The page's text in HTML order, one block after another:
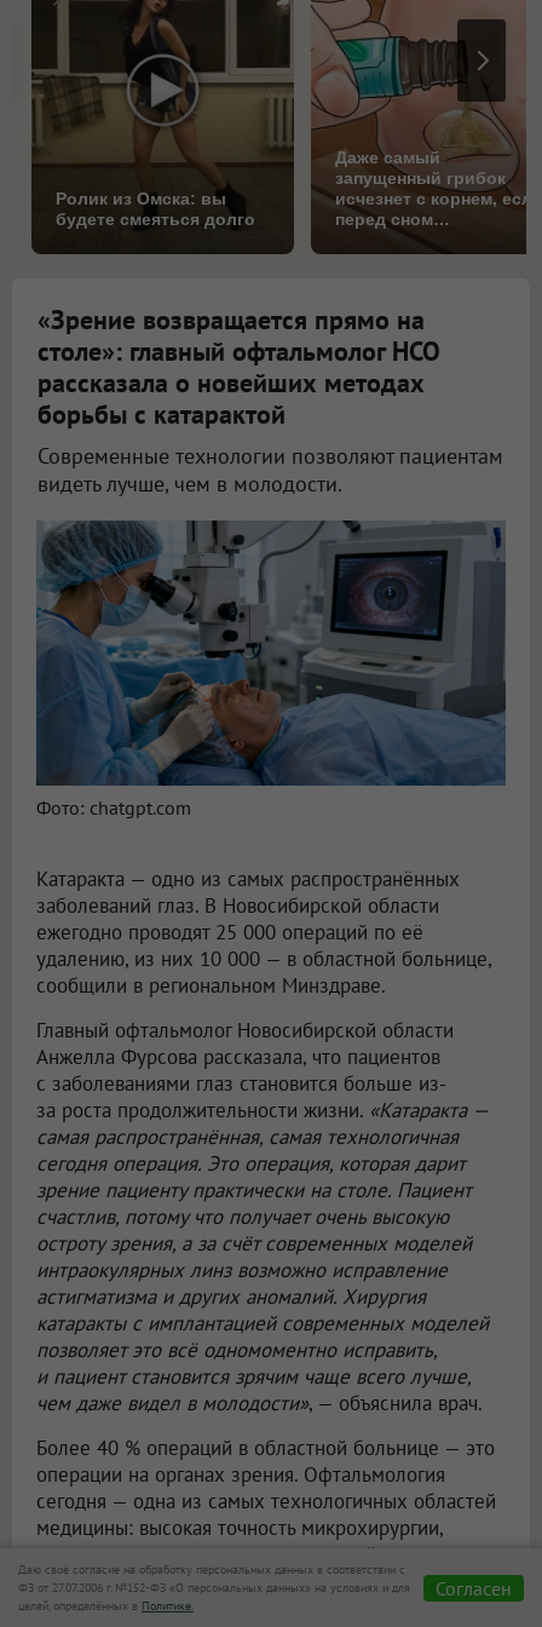
Ролик из Омска: вы
будете смеяться долго
Даже самый
запущенный грибок
исчезнет с корнем,
перед сном…
«Зрение возвращается прямо на
столе»: главный офтальмолог НСО
рассказала о новейших методах
борьбы с катарактой
Современные технологии позволяют пациентам
видеть лучше, чем в молодости.
Фото: chatgpt.com
Катаракта — одно из самых распространённых
заболеваний глаз. В Новосибирской области
ежегодно проводят 25 000 операций по её
удалению, из них 10 000 — в областной больнице,
сообщили в региональном Минздраве.
Главный офтальмолог Новосибирской области
Анжелла Фурсова рассказала, что пациентов
с заболеваниями глаз становится больше из-
за роста продолжительности жизни. «Катаракта —
самая распространённая, самая технологичная
сегодня операция. Это операция, которая дарит
зрение пациенту практически на столе. Пациент
счастлив, потому что получает очень высокую
остроту зрения, а за счёт современных моделей
интраокулярных линз возможно исправление
астигматизма и других аномалий. Хирургия
катаракты с имплантацией современных моделей
позволяет это всё одномоментно исправить,
и пациент становится зрячим чаще всего лучше,
чем даже видел в молодости», — объяснила врач.
Более 40 % операций в областной больнице — это
операции на органах зрения. Офтальмология
сегодня — одна из самых технологичных областей
медицины: высокая точность микрохирургии,
лазерные технологии, искусственный интеллект
позволяют выявлять заболевания на ранних
стадиях. Осмотр глазного дна помогает выявлять
Даю своё согласие на обработку персональных данных в соответствии с
ФЗ от 27.07.2006 г. №152-ФЗ «О персональных данных» на условиях и для
целей, определённых в Политике.
Согласен